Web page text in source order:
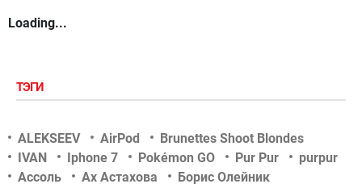
Loading...
ТЭГИ
ALEKSEEV AirPod
Brunettes Shoot Blondes
IVAN
Iphone 7 Pokémon GO Pur Pur
purpur
Ассоль
Ах Астахова
Борис Олейник